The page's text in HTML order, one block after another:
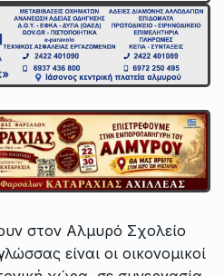
στον Αλμυρό Σχολείο
είναι οι οικονομικοί